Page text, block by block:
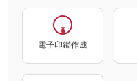
電子印鑑作成